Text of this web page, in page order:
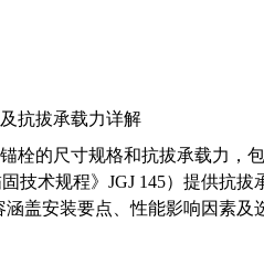
抗拔承载力详解
栓的尺寸规格和抗拔承载力，
固技术规程》JGJ 145）提供抗
盖安装要点、性能影响因素及